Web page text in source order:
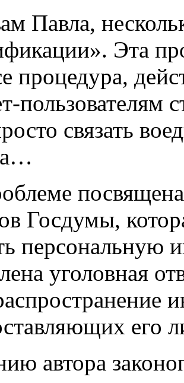
Павла,
Эта
процедура,
пользователям
связать
Госдумы,
уголовная
его
автора